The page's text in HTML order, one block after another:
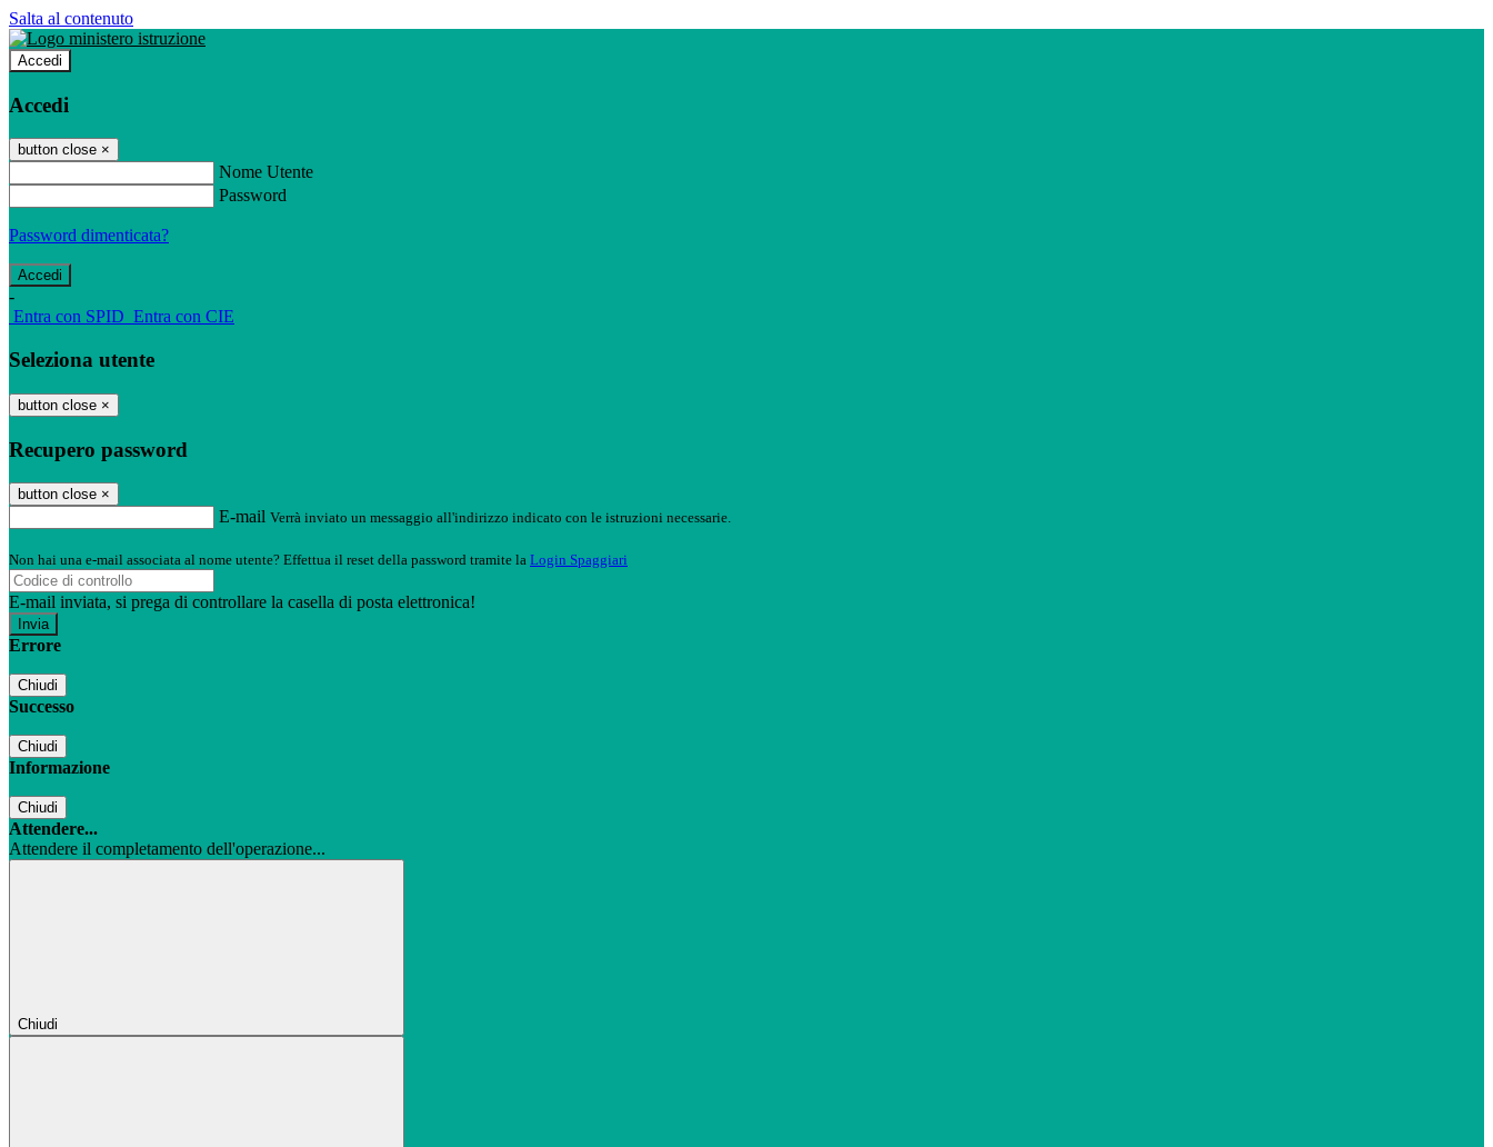
Salta al contenuto
Accedi
Accedi
button close ×
Nome Utente
Password
Password dimenticata?
-
Entra con SPID Entra con CIE
Seleziona utente
button close ×
Recupero password
button close ×
E-mail Verrà inviato un messaggio all'indirizzo indicato con le istruzioni necessarie.
Non hai una e-mail associata al nome utente? Effettua il reset della password tramite la Login Spaggiari
E-mail inviata, si prega di controllare la casella di posta elettronica!
Errore
Chiudi
Successo
Chiudi
Informazione
Chiudi
Attendere...
Attendere il completamento dell'operazione...
Chiudi